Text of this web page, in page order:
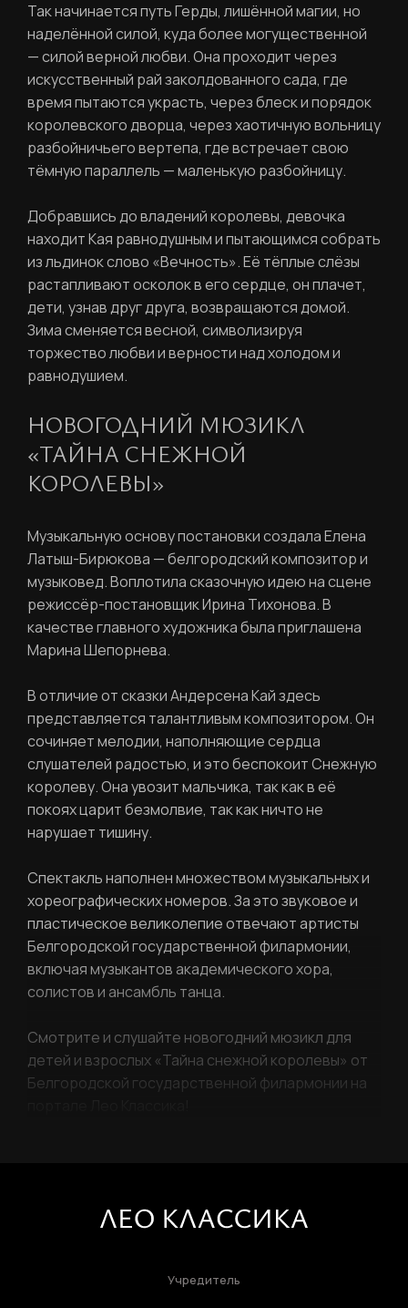
Так начинается путь Герды, лишённой магии, но
наделённой силой, куда более могущественной
— силой верной любви. Она проходит через
искусственный рай заколдованного сада, где
время пытаются украсть, через блеск и порядок
королевского дворца, через хаотичную вольницу
разбойничьего вертепа, где встречает свою
тёмную параллель — маленькую разбойницу.
Добравшись до владений королевы, девочка
находит Кая равнодушным и пытающимся собрать
из льдинок слово «Вечность». Её тёплые слёзы
растапливают осколок в его сердце, он плачет,
дети, узнав друг друга, возвращаются домой.
Зима сменяется весной, символизируя
торжество любви и верности над холодом и
равнодушием.
НОВОГОДНИЙ МЮЗИКЛ
«ТАЙНА СНЕЖНОЙ
КОРОЛЕВЫ»
Музыкальную основу постановки создала Елена
Латыш-Бирюкова — белгородский композитор и
музыковед. Воплотила сказочную идею на сцене
режиссёр-постановщик Ирина Тихонова. В
качестве главного художника была приглашена
Марина Шепорнева.
В отличие от сказки Андерсена Кай здесь
представляется талантливым композитором. Он
сочиняет мелодии, наполняющие сердца
слушателей радостью, и это беспокоит Снежную
королеву. Она увозит мальчика, так как в её
покоях царит безмолвие, так как ничто не
нарушает тишину.
Спектакль наполнен множеством музыкальных и
хореографических номеров. За это звуковое и
пластическое великолепие отвечают артисты
Белгородской государственной филармонии,
включая музыкантов академического хора,
солистов и ансамбль танца.
Смотрите и слушайте новогодний мюзикл для
детей и взрослых «Тайна снежной королевы» от
Белгородской государственной филармонии на
Учредитель
Регистрация
Нажимая кнопку «Отправить», вы
соглашаетесь справилами обработки
персональных данных
Отправить
Вход в личный кабинет